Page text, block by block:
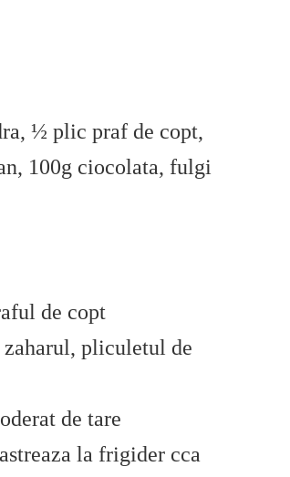
½ plic praf de copt,
100g ciocolata, fulgi
de copt
pliculetul de
de tare
la frigider cca